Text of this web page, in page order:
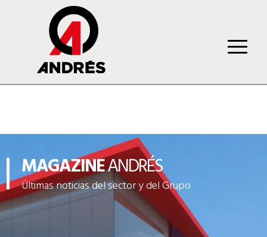
MAGAZINEANDRÉS
Últimas noticias del sector y del Grupo